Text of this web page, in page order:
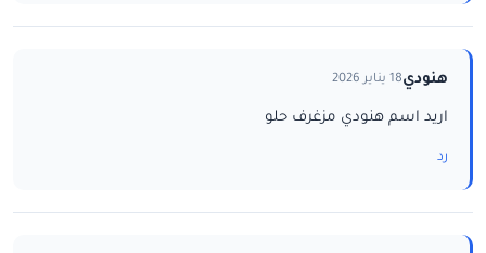
هنودي18 يناير 2026
اريد اسم هنودي مزغرف حلو
رد